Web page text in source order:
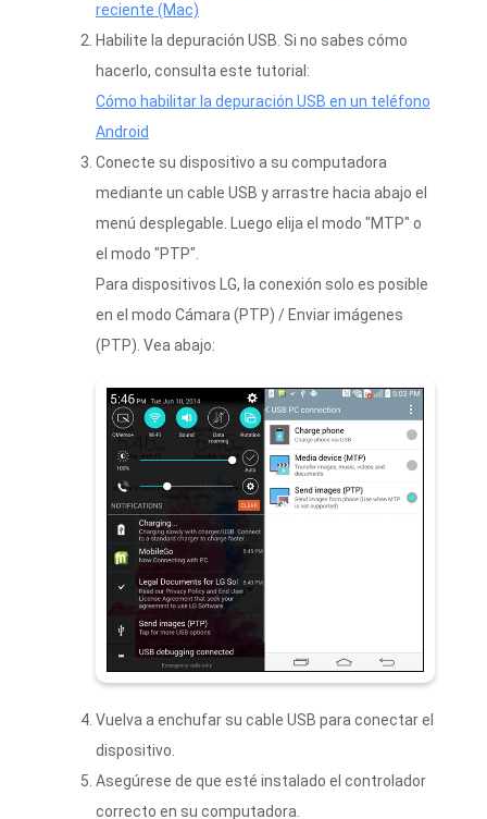
reciente (Mac)
Habilite la depuración USB. Si no sabes cómo
hacerlo, consulta este tutorial:
Cómo habilitar la depuración USB en un teléfono
Android
Conecte su dispositivo a su computadora
mediante un cable USB y arrastre hacia abajo el
menú desplegable. Luego elija el modo "MTP" o
el modo "PTP".
Para dispositivos LG, la conexión solo es posible
en el modo Cámara (PTP) / Enviar imágenes
(PTP). Vea abajo:
Vuelva a enchufar su cable USB para conectar el
dispositivo.
Asegúrese de que esté instalado el controlador
correcto en su computadora.